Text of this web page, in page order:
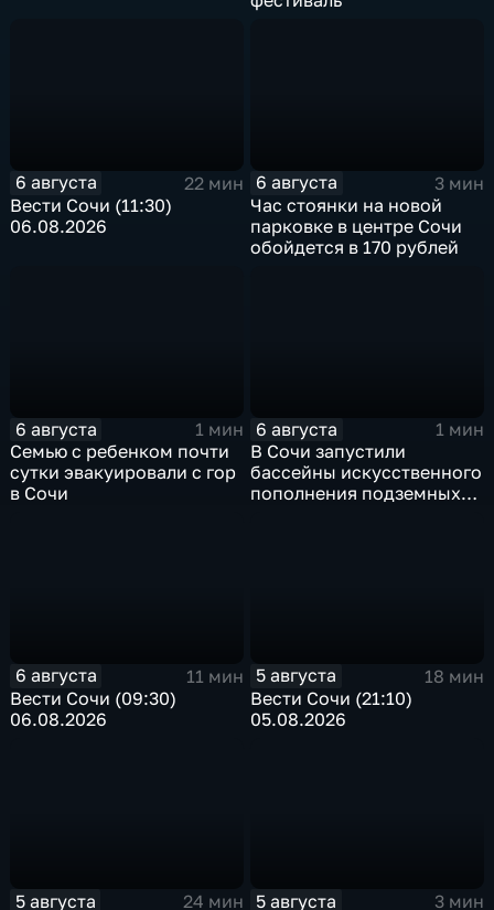
6 августа
22 мин
Вести Сочи (11:30)
06.08.2026
6 августа
3 мин
Час стоянки на новой
парковке в центре Сочи
обойдется в 170 рублей
6 августа
1 мин
Семью с ребенком почти
сутки эвакуировали с гор
в Сочи
6 августа
1 мин
В Сочи запустили
бассейны искусственного
пополнения подземных
6 августа
11 мин
Вести Сочи (09:30)
06.08.2026
5 августа
18 мин
Вести Сочи (21:10)
05.08.2026
5 августа 24 мин 5 августа 3 мин